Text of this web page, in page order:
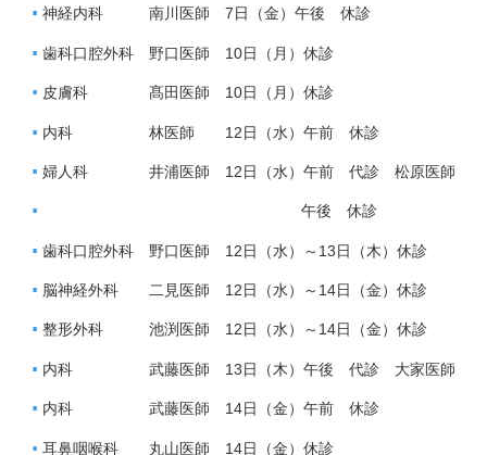
神経内科 南川医師 7日（金）午後 休診
歯科口腔外科 野口医師 10日（月）休診
皮膚科 髙田医師 10日（月）休診
内科 林医師 12日（水）午前 休診
婦人科 井浦医師 12日（水）午前 代診 松原医師
午後 休診
歯科口腔外科 野口医師 12日（水）～13日（木）休診
脳神経外科 二見医師 12日（水）～14日（金）休診
整形外科 池渕医師 12日（水）～14日（金）休診
内科 武藤医師 13日（木）午後 代診 大家医師
内科 武藤医師 14日（金）午前 休診
耳鼻咽喉科 丸山医師 14日（金）休診